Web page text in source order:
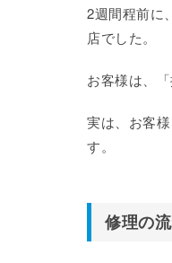
2週間程前に
店でした。
お客様は、
実は、お客
す。
修理の